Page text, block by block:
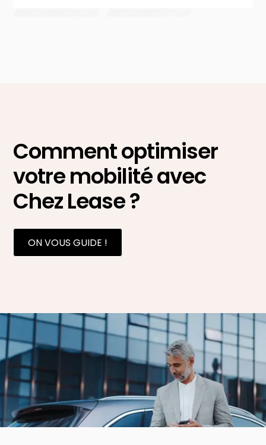
Comment optimiser
votre mobilité avec
Chez Lease ?
ON VOUS GUIDE !